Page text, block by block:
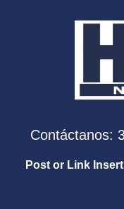
Contáctanos:
Post or Link